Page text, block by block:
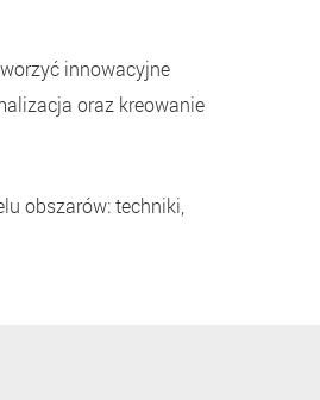
innowacyjne
oraz kreowanie
obszarów: techniki,